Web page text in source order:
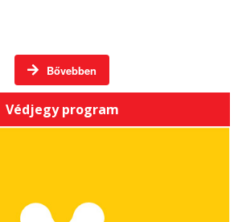
Bővebben
Védjegy program